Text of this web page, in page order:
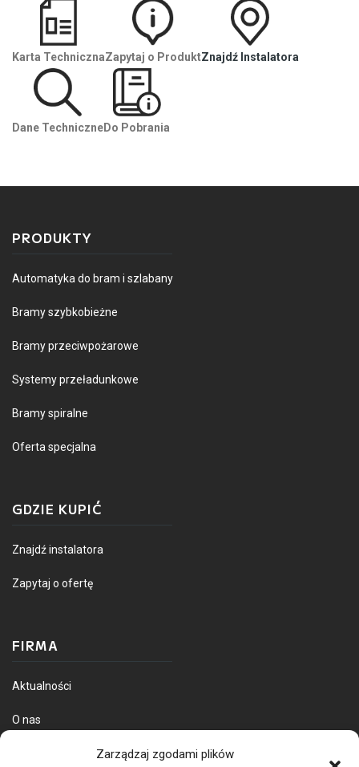
Zarządzaj zgodami plików
Karta TechnicznaZapytaj o ProduktZnajdź Instalatora
Dane TechniczneDo Pobrania
PRODUKTY
Automatyka do bram i szlabany
Bramy szybkobieżne
Bramy przeciwpożarowe
Systemy przeładunkowe
Bramy spiralne
Oferta specjalna
GDZIE KUPIĆ
Znajdź instalatora
Zapytaj o ofertę
FIRMA
Aktualności
O nas
Dostawa towarów